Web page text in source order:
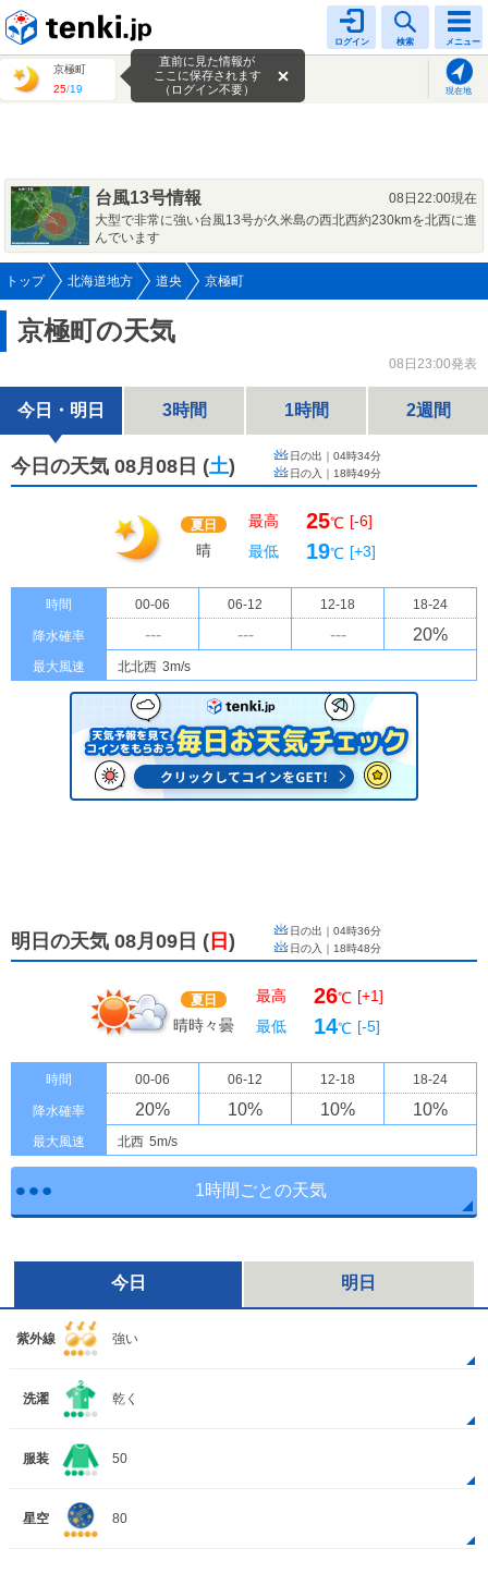
ログイン 検索 メニュー
京極町
25/19 現在地
直前に見た情報が
ここに保存されます
（ログイン不要）
台風13号情報
08日22:00現在
大型で非常に強い台風13号が久米島の西北西約230kmを北西に進
んでいます
トップ 北海道地方 道央 京極町
京極町の天気
08日23:00発表
今日・明日 3時間 1時間 2週間
今日の天気 08月08日 (土) 日の出｜ 04時34分
日の入｜ 18時49分
夏日
晴
最高 25℃ [-6]
最低
19℃ [+3]
時間 00-06 06-12 12-18 18-24
降水確率 --- --- --- 20%
最大風速 北北西 3m/s
明日の天気 08月09日 ( 日 ) 日の出｜ 04時36分
日の入｜ 18時48分
夏日
晴時々曇
最高 26℃ [+1]
最低
14℃ [-5]
時間 00-06 06-12 12-18 18-24
降水確率 20% 10% 10% 10%
最大風速 北西 5m/s
1時間ごとの天気
今日 明日
紫外線 強い
洗濯 乾く
服装 50
星空 80